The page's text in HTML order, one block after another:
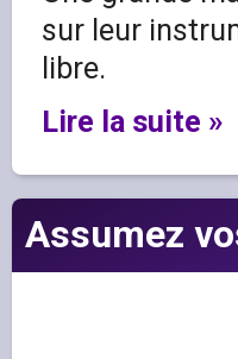
sur leur
libre.
Lire la suite »
Assumez